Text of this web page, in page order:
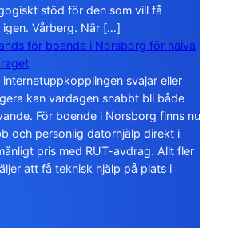
stöd för den som vill få
Vårberg. När […]
för boende i Norsborg för halva
svajar eller
kan vardagen snabbt bli både
För boende i Norsborg finns nu
och personlig datorhjälp direkt i
pris med RUT-avdrag. Allt fler
att få teknisk hjälp på plats i